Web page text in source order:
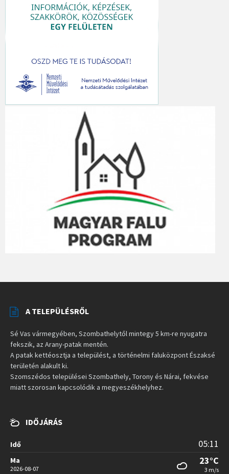
A TELEPÜLÉSRŐL
Sé Vas vármegyében, Szombathelytől mintegy 5 km-re nyugatra
fekszik, az Arany-patak mentén.
A patak kettéosztja a települést, a történelmi faluközpont Északsé
területén alakult ki.
Szomszédos települései Szombathely, Torony és Nárai, fekvése
miatt szorosan kapcsolódik a megyeszékhelyhez.
IDŐJÁRÁS
Idő 05:11
Ma
2026-08-07
23°C
3 m/s